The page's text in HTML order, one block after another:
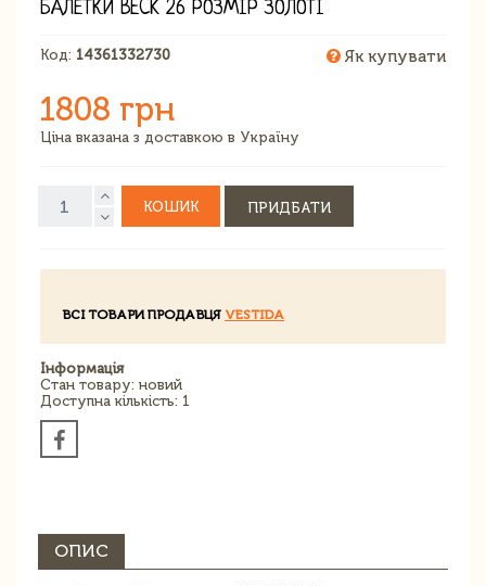
БАЛЕТКИ BECK 26 РОЗМІР ЗОЛОТІ
Код: 14361332730 Як купувати
1808 грн
Ціна вказана з доставкою в Україну
КОШИК ПРИДБАТИ
ВСІ ТОВАРИ ПРОДАВЦЯ VESTIDA
Інформація
Стан товару: новий
Доступна кількість: 1
ОПИС